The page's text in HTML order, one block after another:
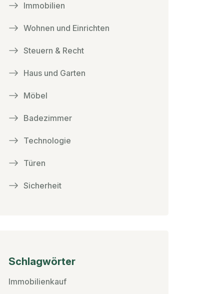
Immobilien
Wohnen und Einrichten
Steuern & Recht
Haus und Garten
Möbel
Badezimmer
Technologie
Türen
Sicherheit
Schlagwörter
Immobilienkauf